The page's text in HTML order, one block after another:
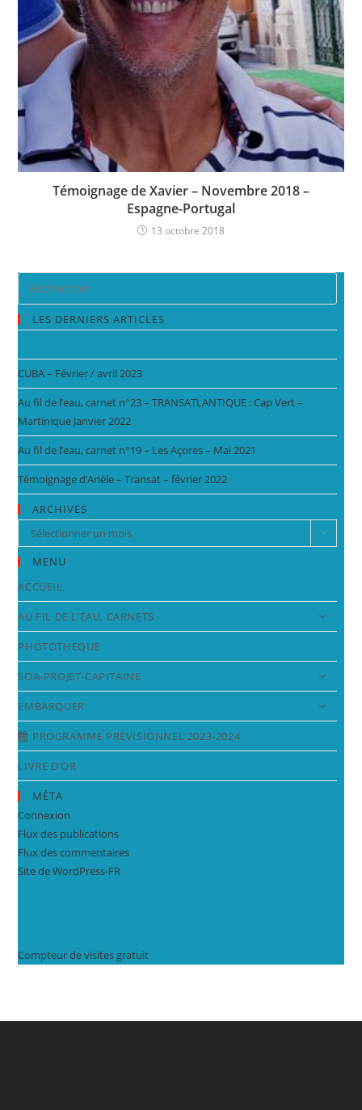
Témoignage de Xavier – Novembre 2018 –
Espagne-Portugal
13 octobre 2018
LES DERNIERS ARTICLES
CUBA – Février / avril 2023
Au fil de l’eau, carnet n°23 – TRANSATLANTIQUE : Cap Vert –
Martinique Janvier 2022
Au fil de l’eau, carnet n°19 – Les Açores – Mai 2021
Témoignage d’Arièle – Transat – février 2022
ARCHIVES
Sélectionner un mois
MENU
ACCUEIL
AU FIL DE L’EAU, CARNETS
PHOTOTHEQUE
SOA-PROJET-CAPITAINE
EMBARQUER
PROGRAMME PRÉVISIONNEL 2023-2024
LIVRE D’OR
MÉTA
Connexion
Flux des publications
Flux des commentaires
Site de WordPress-FR
Compteur de visites gratuit